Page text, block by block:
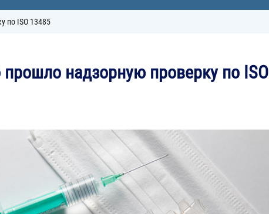
по ISO 13485
надзорную проверку по ISO